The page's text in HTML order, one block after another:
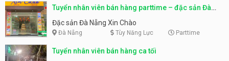
Tuyển nhân viên bán hàng parttime – đặc sản Đà
Nẵng
Đặc sản Đà Nẵng Xin Chào
Đà Nẵng Tùy Năng Lực Parttime
Tuyển nhân viên bán hàng ca tối